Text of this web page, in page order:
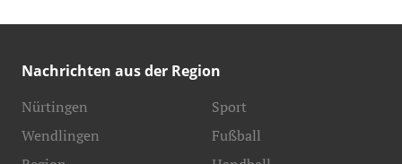
Nachrichten aus der Region
Nürtingen
Wendlingen
Sport
Fußball